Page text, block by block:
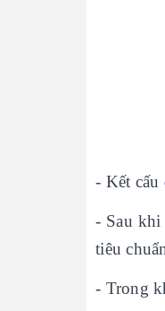
- Kết cấu
- Sau khi
tiêu
- Trong